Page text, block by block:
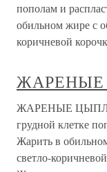
пополам и
обильном жире с
коричневой
ЖАРЕНЫЕ
грудной клетке
Жарить в
светло-